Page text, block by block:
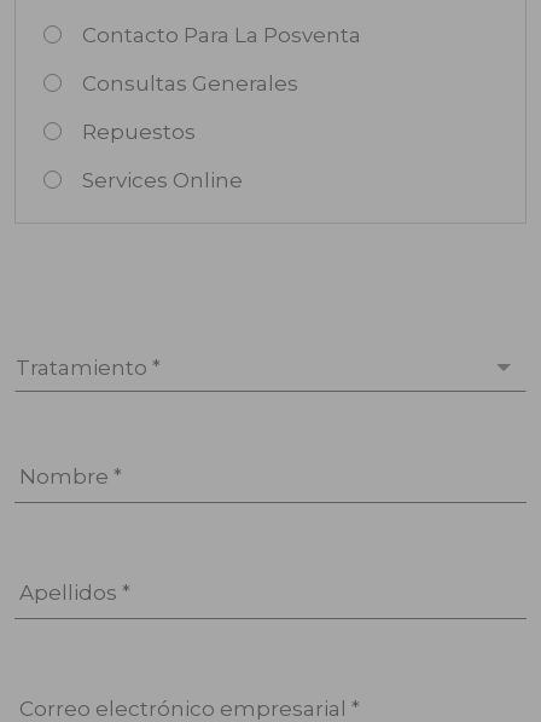
Contacto Para La Posventa
Consultas Generales
Repuestos
Services Online
Tratamiento *
Nombre *
Apellidos *
Correo electrónico empresarial *